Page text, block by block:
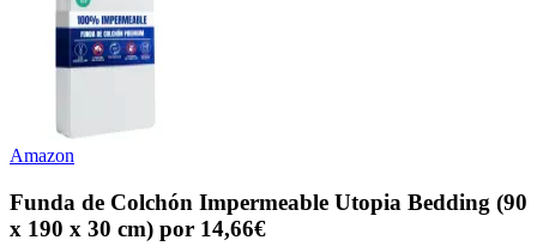
Amazon
Funda de Colchón Impermeable Utopia Bedding (90
x 190 x 30 cm) por 14,66€